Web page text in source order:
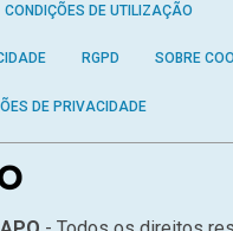
CONDIÇÕES DE UTILIZAÇÃO
RGPD SOBRE
DE PRIVACIDADE